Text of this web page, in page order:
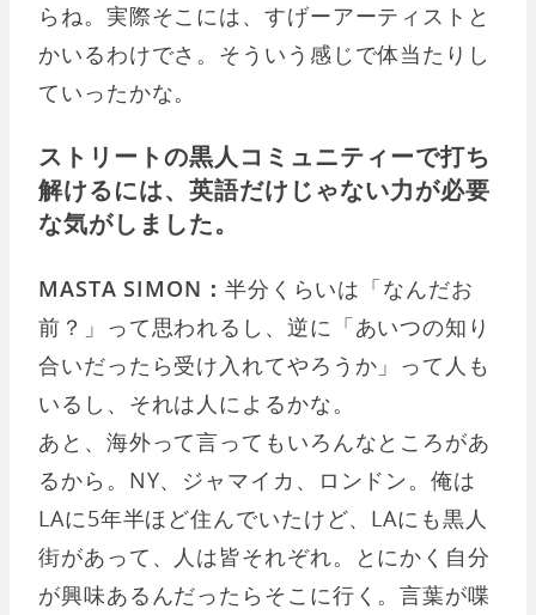
らね。実際そこには、すげーアーティストと
かいるわけでさ。そういう感じで体当たりし
ていったかな。
ストリートの黒人コミュニティーで打ち
解けるには、英語だけじゃない力が必要
な気がしました。
MASTA SIMON： 半分くらいは「なんだお
前？」って思われるし、逆に「あいつの知り
合いだったら受け入れてやろうか」って人も
いるし、それは人によるかな。
あと、海外って言ってもいろんなところがあ
るから。NY、ジャマイカ、ロンドン。俺は
LAに5年半ほど住んでいたけど、LAにも黒人
街があって、人は皆それぞれ。とにかく自分
が興味あるんだったらそこに行く。言葉が喋